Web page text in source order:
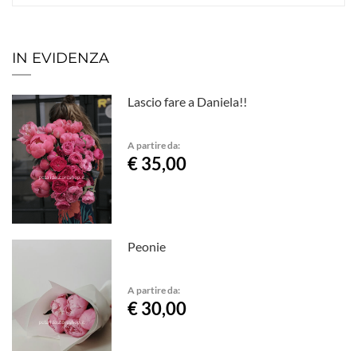
IN EVIDENZA
Lascio fare a Daniela!!
A partire da:
€ 35,00
Peonie
A partire da:
€ 30,00